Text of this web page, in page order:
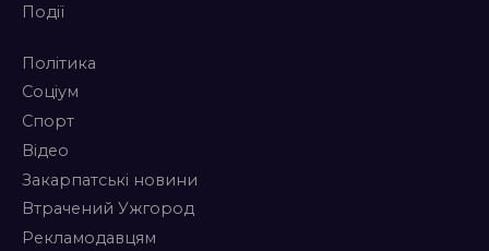
Події
Політика
Соціум
Спорт
Відео
Закарпатські новини
Втрачений Ужгород
Рекламодавцям